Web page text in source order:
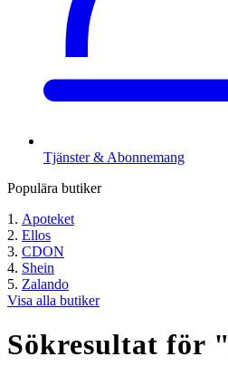
Tjänster & Abonnemang
Populära butiker
Apoteket
Ellos
CDON
Shein
Zalando
Visa alla butiker
Sökresultat för "